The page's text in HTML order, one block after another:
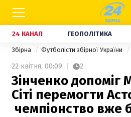
24 КАНАЛ ГЕОПОЛІТИКА
Збірна Футболісти збірної України
22 квітня, 00:09 2
Зінченко допоміг
Сіті перемогти
чемпіонство вже